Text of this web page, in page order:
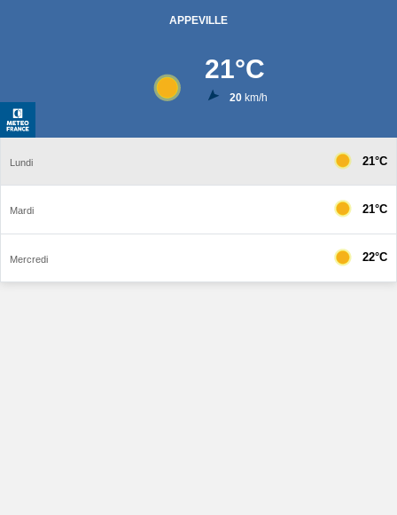
APPEVILLE
21°C
20km/h
Lundi 21°C
Mardi 21°C
Mercredi 22°C